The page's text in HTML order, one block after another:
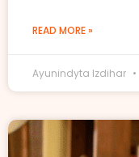
READ MORE »
Ayunindyta Izdihar